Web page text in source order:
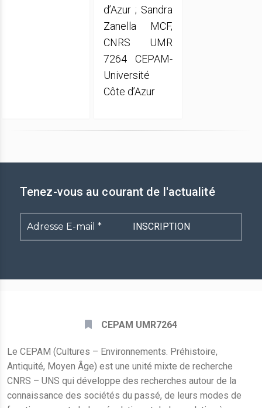
d’Azur ; Sandra
Zanella MCF,
CNRS UMR
7264 CEPAM-
Université
Côte d’Azur
Tenez-vous au courant de l'actualité
Adresse
E-
CEPAM UMR7264
Le CEPAM (Cultures – Environnements. Préhistoire,
Antiquité, Moyen Âge) est une unité mixte de recherche
CNRS – UNS qui développe des recherches autour de la
connaissance des sociétés du passé, de leurs modes de